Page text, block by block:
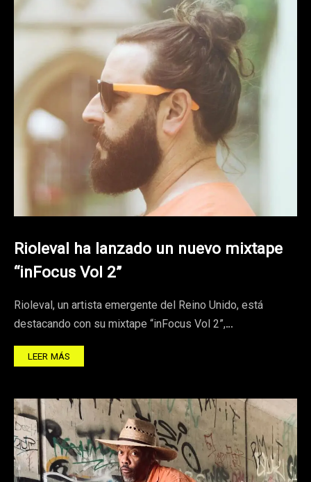
Rioleval ha lanzado un nuevo mixtape
“inFocus Vol 2”
Rioleval, un artista emergente del Reino Unido, está
destacando con su mixtape “inFocus Vol 2”,…
LEER MÁS